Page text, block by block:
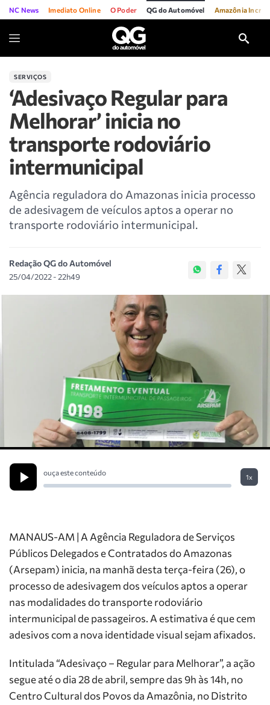
NC News Imediato Online O Poder QG do Automóvel Amazônia
SERVIÇOS
‘Adesivaço Regular para
Melhorar’ inicia no
transporte rodoviário
intermunicipal
Agência reguladora do Amazonas inicia processo
de adesivagem de veículos aptos a operar no
transporte rodoviário intermunicipal.
Redação QG do Automóvel
25/04/2022 - 22h49
ouça este conteúdo
1x
MANAUS-AM | A Agência Reguladora de Serviços
Públicos Delegados e Contratados do Amazonas
(Arsepam) inicia, na manhã desta terça-feira (26), o
processo de adesivagem dos veículos aptos a operar
nas modalidades do transporte rodoviário
intermunicipal de passageiros. A estimativa é que cem
adesivos com a nova identidade visual sejam afixados.
Intitulada “Adesivaço – Regular para Melhorar”, a ação
segue até o dia 28 de abril, sempre das 9h às 14h, no
Centro Cultural dos Povos da Amazônia, no Distrito